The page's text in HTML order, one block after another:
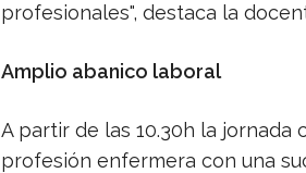
profesionales", destaca la
Amplio abanico laboral
A partir de las 10.30h la
profesión enfermera con una